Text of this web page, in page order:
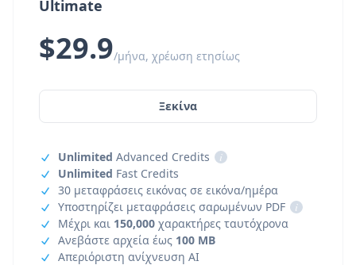
Ultimate
$29.9/μήνα, χρέωση ετησίως
Ξεκίνα
Unlimited Advanced Credits
i
Unlimited Fast Credits
30 μεταφράσεις εικόνας σε εικόνα/ημέρα
Υποστηρίζει μεταφράσεις σαρωμένων PDF
i
Μέχρι και 150,000 χαρακτήρες ταυτόχρονα
Ανεβάστε αρχεία έως 100 MB
Απεριόριστη ανίχνευση AI